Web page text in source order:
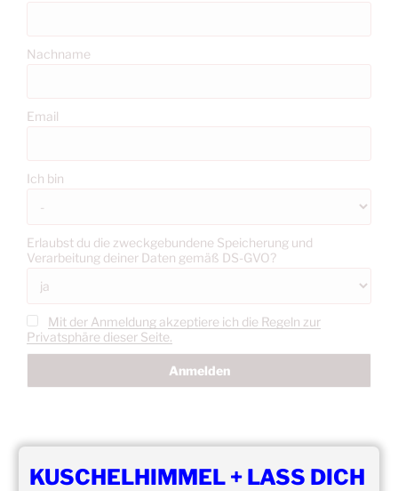
Nachname
Email
Ich bin
Erlaubst du die zweckgebundene Speicherung und
Verarbeitung deiner Daten gemäß DS-GVO?
Mit der Anmeldung akzeptiere ich die Regeln zur
Privatsphäre dieser Seite.
KUSCHELHIMMEL + LASS DICH